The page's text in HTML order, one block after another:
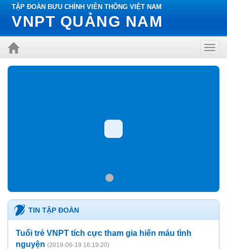
TẬP ĐOÀN BƯU CHÍNH VIỄN THÔNG VIỆT NAM
VNPT QUẢNG NAM
TIN TẬP ĐOÀN
Tuổi trẻ VNPT tích cực tham gia hiến máu tình
nguyện (2019-06-19 16:19:20)